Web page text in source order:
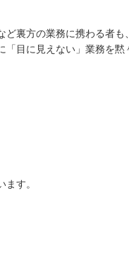
裏方の業務に携わる者
目に見えない」業務を
す。